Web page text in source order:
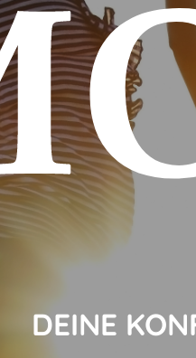
DEINE